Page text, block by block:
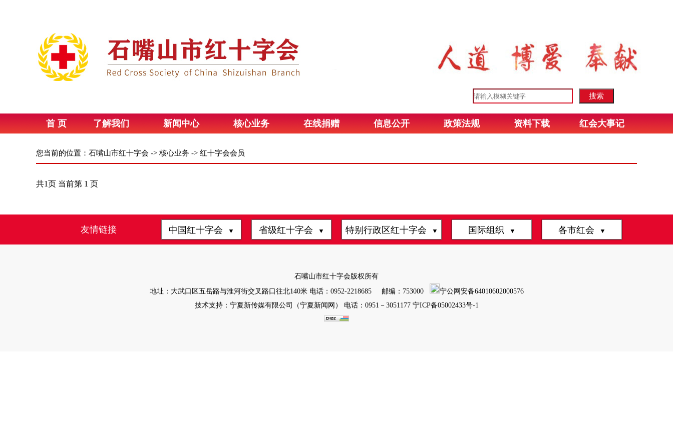
首 页 了解我们 新闻中心 核心业务 在线捐赠 信息公开 政策法规 资料下载 红会大事记
您当前的位置： 石嘴山市红十字会 -> 核心业务 -> 红十字会会员
共1页 当前第 1 页
友情链接 中国红十字会 ▼ 省级红十字会 ▼ 特别行政区红十字会 ▼ 国际组织 ▼ 各市红会 ▼
石嘴山市红十字会版权所有
地址：大武口区五岳路与淮河街交叉路口往北140米 电话：0952-2218685 邮编：753000
宁公网安备64010602000576
技术支持：宁夏新传媒有限公司（宁夏新闻网） 电话：0951－3051177 宁ICP备05002433号-1